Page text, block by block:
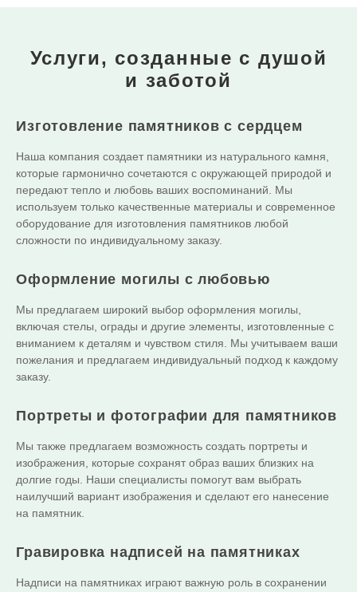
Услуги, созданные с душой
и заботой
Изготовление памятников с сердцем
Наша компания создает памятники из натурального камня,
которые гармонично сочетаются с окружающей природой и
передают тепло и любовь ваших воспоминаний. Мы
используем только качественные материалы и современное
оборудование для изготовления памятников любой
сложности по индивидуальному заказу.
Оформление могилы с любовью
Мы предлагаем широкий выбор оформления могилы,
включая стелы, ограды и другие элементы, изготовленные с
вниманием к деталям и чувством стиля. Мы учитываем ваши
пожелания и предлагаем индивидуальный подход к каждому
заказу.
Портреты и фотографии для памятников
Мы также предлагаем возможность создать портреты и
изображения, которые сохранят образ ваших близких на
долгие годы. Наши специалисты помогут вам выбрать
наилучший вариант изображения и сделают его нанесение
на памятник.
Гравировка надписей на памятниках
Надписи на памятниках играют важную роль в сохранении